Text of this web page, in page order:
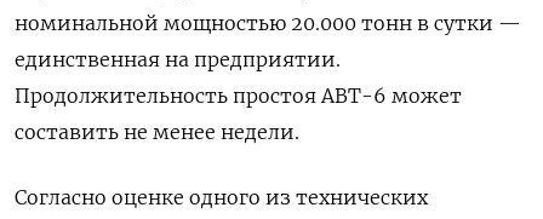
номинальной мощностью ‌20.000 тонн в сутки —
единственная на предприятии.
Продолжительность простоя АВТ-6 может
составить не ‌менее недели.
Согласно оценке одного из технических